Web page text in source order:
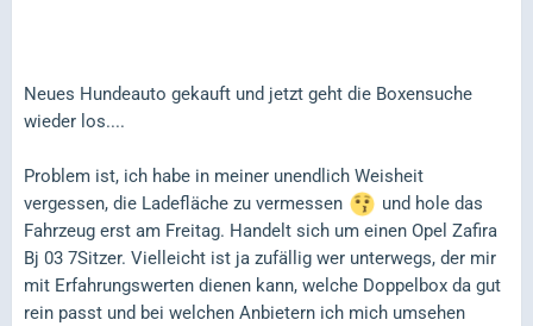
Neues Hundeauto gekauft und jetzt geht die Boxensuche
wieder los....
Problem ist, ich habe in meiner unendlich Weisheit
vergessen, die Ladefläche zu vermessen
und hole das
Fahrzeug erst am Freitag. Handelt sich um einen Opel Zafira
Bj 03 7Sitzer. Vielleicht ist ja zufällig wer unterwegs, der mir
mit Erfahrungswerten dienen kann, welche Doppelbox da gut
rein passt und bei welchen Anbietern ich mich umsehen